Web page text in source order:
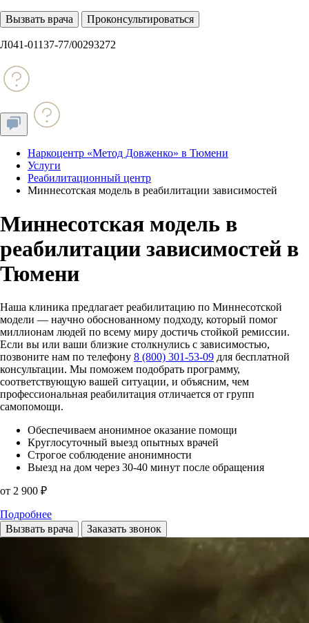
Вызвать врача Проконсультироваться
Л041-01137-77/00293272
Наркоцентр «Метод Довженко» в Тюмени
Услуги
Реабилитационный центр
Миннесотская модель в реабилитации зависимостей
Миннесотская модель в
реабилитации зависимостей в
Тюмени
Наша клиника предлагает реабилитацию по Миннесотской
модели — научно обоснованному подходу, который помог
миллионам людей по всему миру достичь стойкой ремиссии.
Если вы или ваши близкие столкнулись с зависимостью,
позвоните нам по телефону 8 (800) 301-53-09 для бесплатной
консультации. Мы поможем подобрать программу,
соответствующую вашей ситуации, и объясним, чем
профессиональная реабилитация отличается от групп
самопомощи.
Обеспечиваем анонимное оказание помощи
Круглосуточный выезд опытных врачей
Строгое соблюдение анонимности
Выезд на дом через 30-40 минут после обращения
от 2 900 ₽
Подробнее
Вызвать врача
Заказать звонок